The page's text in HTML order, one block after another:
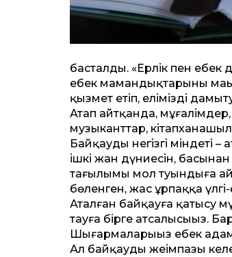
басталды. «Ерлік пен
еңбек мамандықтарының
қызмет етіп, елімізді
Атап айтқанда,
музыкант­тар,
Байқаудың негізгі міндеті
ішкі жан дүниесін,
тағылымы мол туындыға
бөленген, жас ұрпаққа
Аталған байқауға қатысу
тауға бірге атсалысыңыз.
Шығармаларыңыз еңбек
Ал байқаудың жеңімпазы